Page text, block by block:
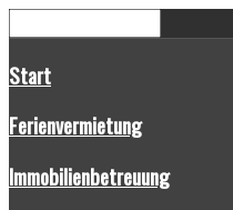
Start
Ferienvermietung
Immobilienbetreuung